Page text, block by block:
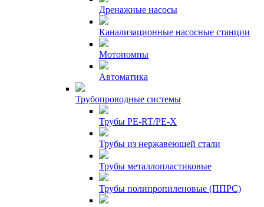
Дренажные насосы
Канализационные насосные станции
Мотопомпы
Автоматика
Трубопроводные системы
Трубы PE-RT/PE-X
Трубы из нержавеющей стали
Трубы металлопластиковые
Трубы полипропиленовые (ППРС)